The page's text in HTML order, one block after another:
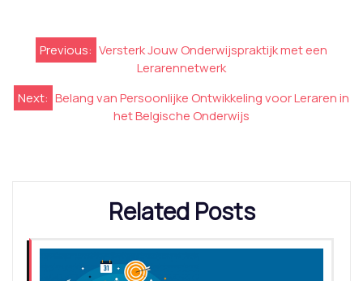
Berichtnavigatie
Previous: Versterk Jouw Onderwijspraktijk met een
Lerarennetwerk
Next: Belang van Persoonlijke Ontwikkeling voor Leraren in
het Belgische Onderwijs
Related Posts